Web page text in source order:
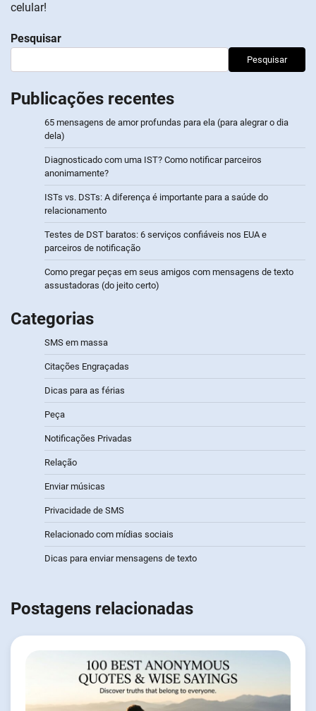
celular!
Pesquisar
Pesquisar
Publicações recentes
65 mensagens de amor profundas para ela (para alegrar o dia
dela)
Diagnosticado com uma IST? Como notificar parceiros
anonimamente?
ISTs vs. DSTs: A diferença é importante para a saúde do
relacionamento
Testes de DST baratos: 6 serviços confiáveis nos EUA e
parceiros de notificação
Como pregar peças em seus amigos com mensagens de texto
assustadoras (do jeito certo)
Categorias
SMS em massa
Citações Engraçadas
Dicas para as férias
Peça
Notificações Privadas
Relação
Enviar músicas
Privacidade de SMS
Relacionado com mídias sociais
Dicas para enviar mensagens de texto
Postagens relacionadas